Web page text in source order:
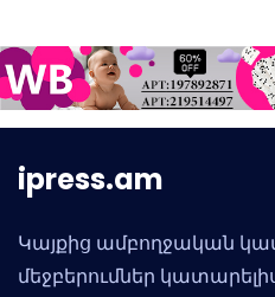
ipress.am
Կայքից ամբողջական
մեջբերումներ